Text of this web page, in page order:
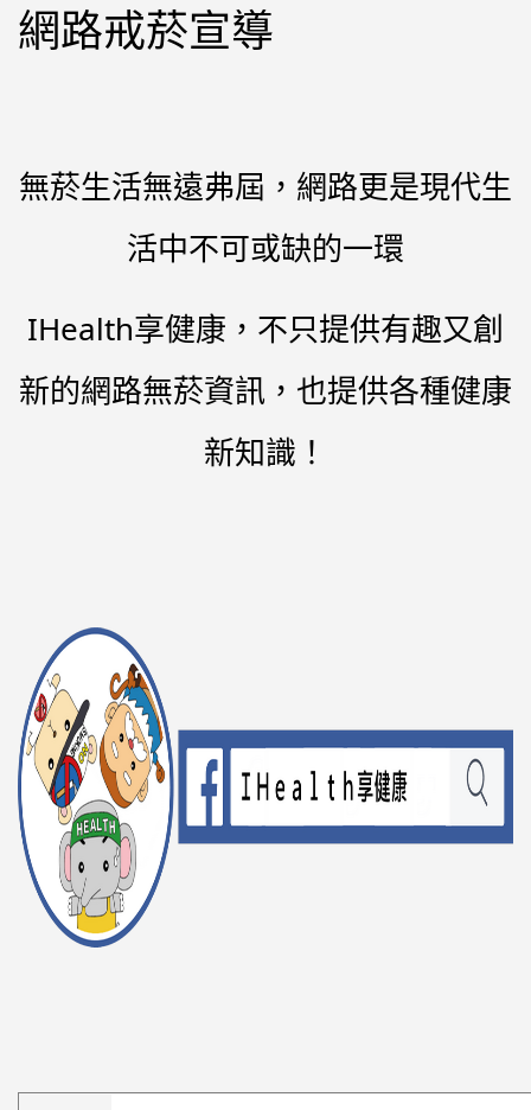
網路戒菸宣導
無菸生活無遠弗屆，網路更是現代生
活中不可或缺的一環
IHealth享健康，不只提供有趣又創
新的網路無菸資訊，也提供各種健康
新知識！